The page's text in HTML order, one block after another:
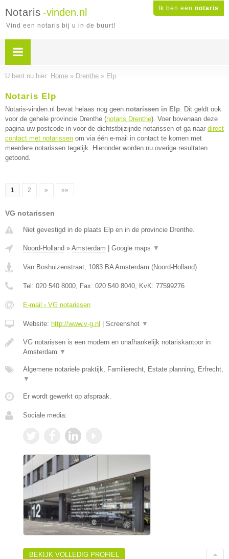
Ik ben een notaris
Notaris -vinden.nl
Vind een notaris bij u in de buurt!
U bent nu hier: Home » Drenthe » Elp
Notaris Elp
Notaris-vinden.nl bevat helaas nog geen notarissen in Elp. Dit geldt ook
voor de gehele provincie Drenthe (notaris Drenthe). Voer bovenaan deze
pagina uw postcode in voor de dichtstbijzijnde notarissen of ga naar direct
contact met notarissen om via één e-mail in contact te komen met
meerdere notarissen tegelijk. Hieronder worden nu overige resultaten
getoond.
1 2 » »»
VG notarissen
Niet gevestigd in de plaats Elp en in de provincie Drenthe.
Noord-Holland » Amsterdam Google maps ▼
Van Boshuizenstraat, 1083 BA Amsterdam (Noord-Holland)
Tel: 020 540 8000, Fax: 020 540 8040, KvK: 77599276
E-mail › VG notarissen
Website: http://www.v-g.nl Screenshot ▼
VG notarissen is een modern en onafhankelijk notariskantoor in
Amsterdam ▼
Algemene notariele praktijk, Familierecht, Estate planning, Erfrecht,
▼
Er wordt gewerkt op afspraak.
Sociale media:
BEKIJK VOLLEDIG PROFIEL